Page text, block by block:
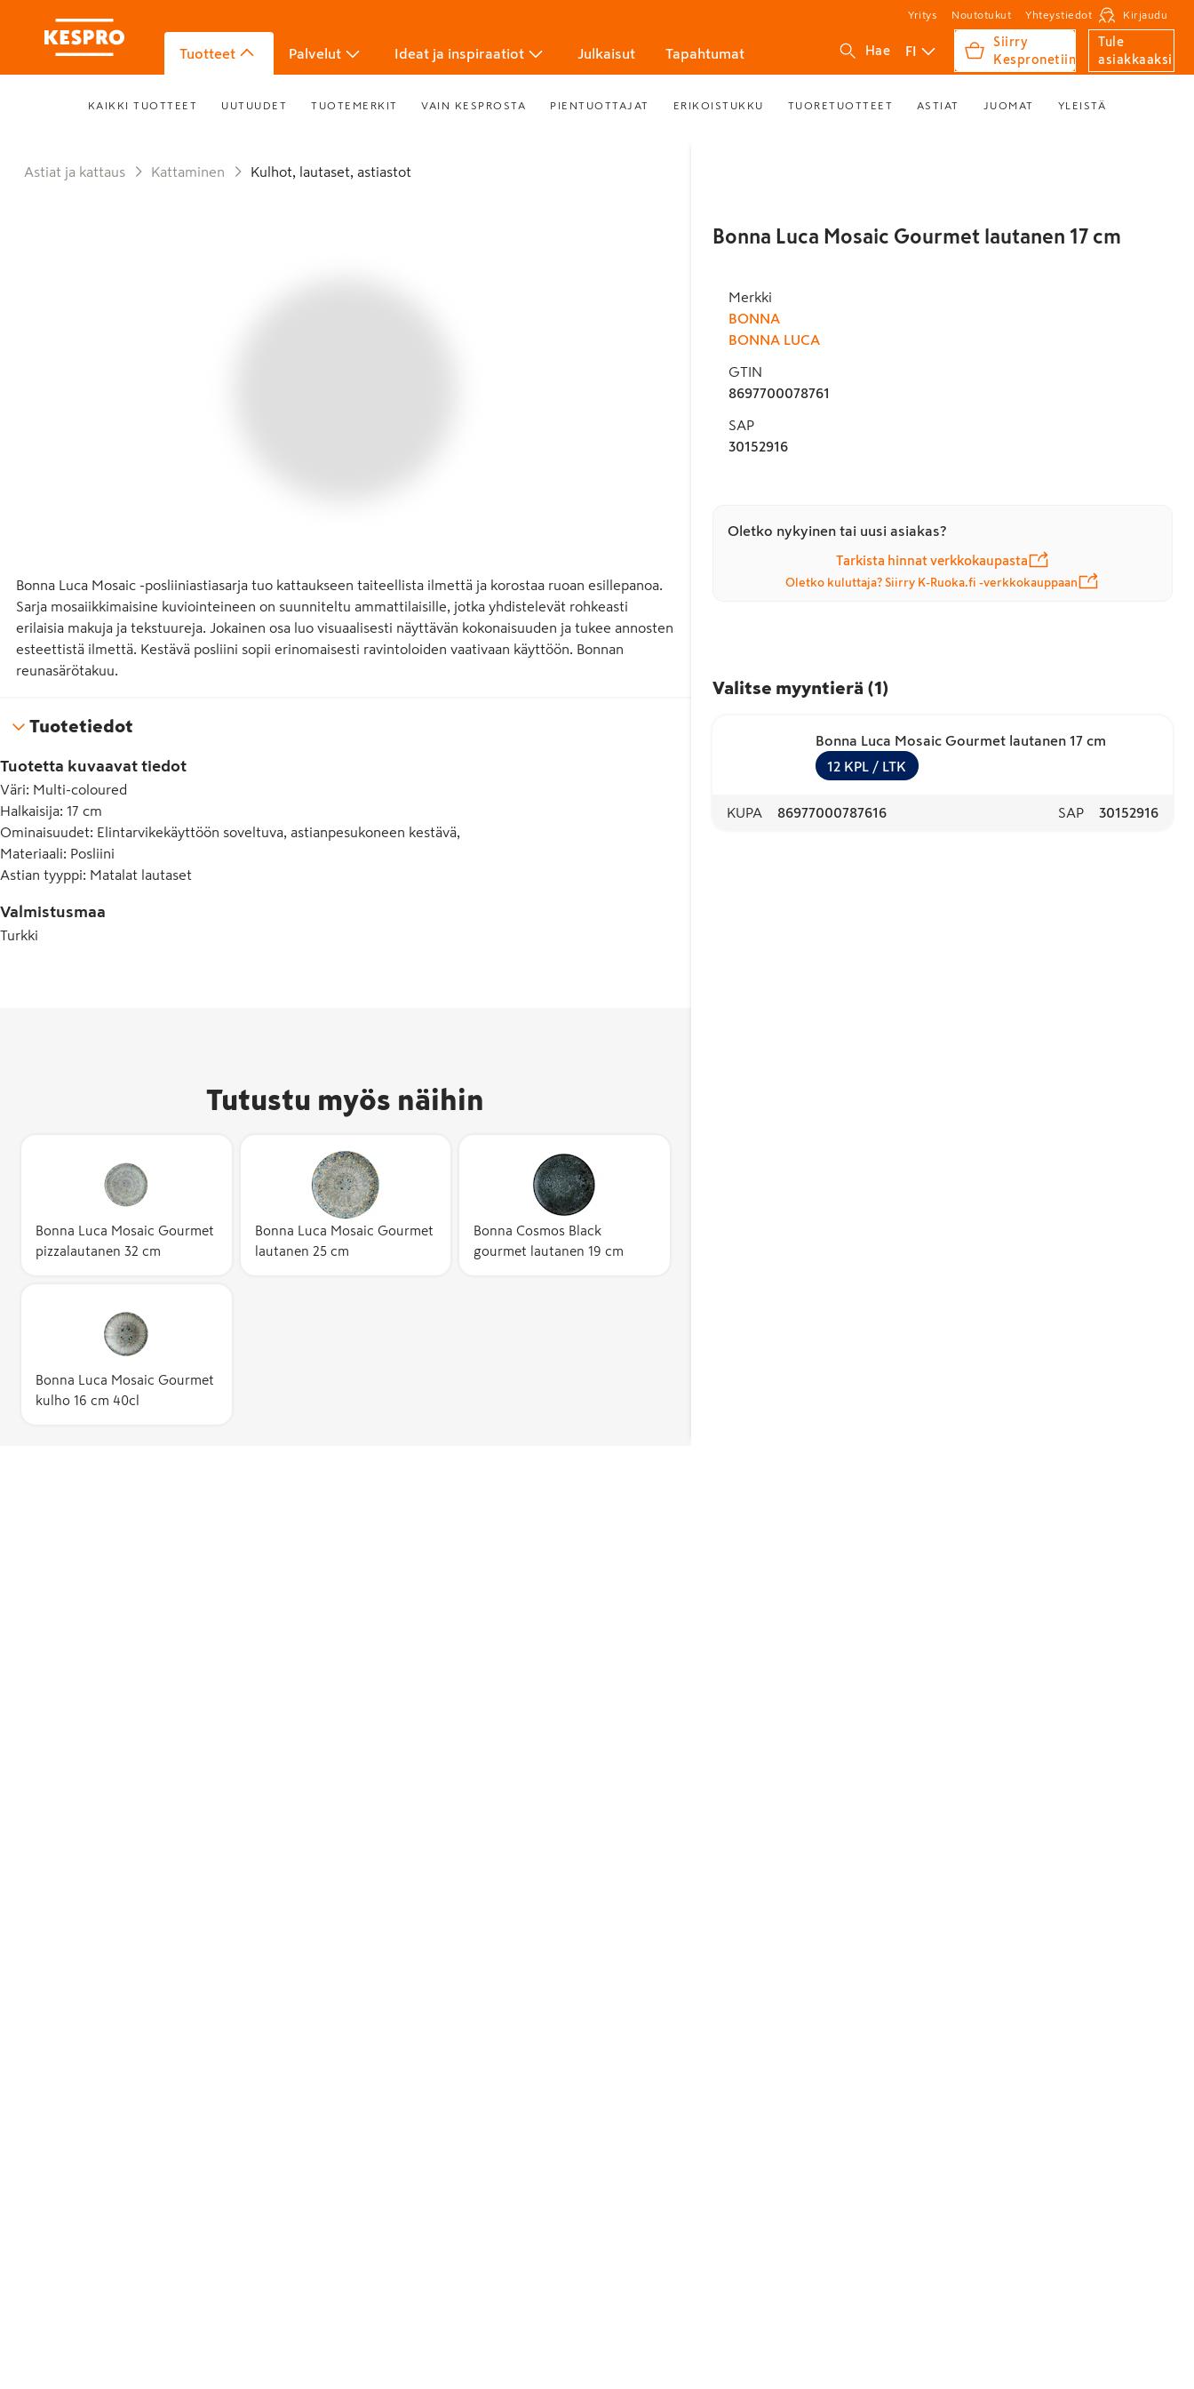
Yritys Noutotukut Yhteystiedot Kirjaudu
Tuotteet Palvelut Ideat ja inspiraatiot Julkaisut Tapahtumat Hae FI
Siirry
Kespronetiin
Tule
asiakkaaksi
KAIKKI TUOTTEET UUTUUDET TUOTEMERKIT VAIN KESPROSTA PIENTUOTTAJAT ERIKOISTUKKU TUORETUOTTEET ASTIAT JUOMAT YLEISTÄ
Astiat ja kattaus Kattaminen Kulhot, lautaset, astiastot
Bonna Luca Mosaic -posliiniastiasarja tuo kattaukseen taiteellista ilmettä ja korostaa ruoan esillepanoa.
Sarja mosaiikkimaisine kuviointeineen on suunniteltu ammattilaisille, jotka yhdistelevät rohkeasti
erilaisia makuja ja tekstuureja. Jokainen osa luo visuaalisesti näyttävän kokonaisuuden ja tukee annosten
esteettistä ilmettä. Kestävä posliini sopii erinomaisesti ravintoloiden vaativaan käyttöön. Bonnan
reunasärötakuu.
Tuotetiedot
Tuotetta kuvaavat tiedot
Väri: Multi-coloured
Halkaisija: 17 cm
Ominaisuudet: Elintarvikekäyttöön soveltuva, astianpesukoneen kestävä,
Materiaali: Posliini
Astian tyyppi: Matalat lautaset
Valmistusmaa
Turkki
Tutustu myös näihin
Bonna Luca Mosaic Gourmet
pizzalautanen 32 cm
Bonna Luca Mosaic Gourmet
lautanen 25 cm
Bonna Cosmos Black
gourmet lautanen 19 cm
Bonna Luca Mosaic Gourmet
kulho 16 cm 40cl
Bonna Luca Mosaic Gourmet lautanen 17 cm
Merkki
BONNA
BONNA LUCA
GTIN
8697700078761
SAP
30152916
Oletko nykyinen tai uusi asiakas?
Tarkista hinnat verkkokaupasta
Oletko kuluttaja? Siirry K-Ruoka.fi -verkkokauppaan
Valitse myyntierä (1 )
Bonna Luca Mosaic Gourmet lautanen 17 cm
12 KPL / LTK
KUPA 86977000787616 SAP 30152916